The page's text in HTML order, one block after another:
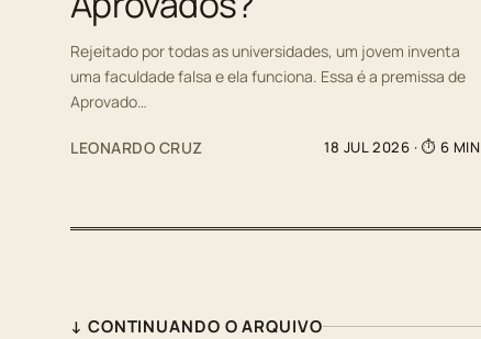
Rejeitado por todas as universidades, um jovem inventa
uma faculdade falsa e ela funciona. Essa é a premissa de
Aprovado…
LEONARDO CRUZ 18 JUL 2026 · ⏱ 6 MIN
↓ CONTINUANDO O ARQUIVO